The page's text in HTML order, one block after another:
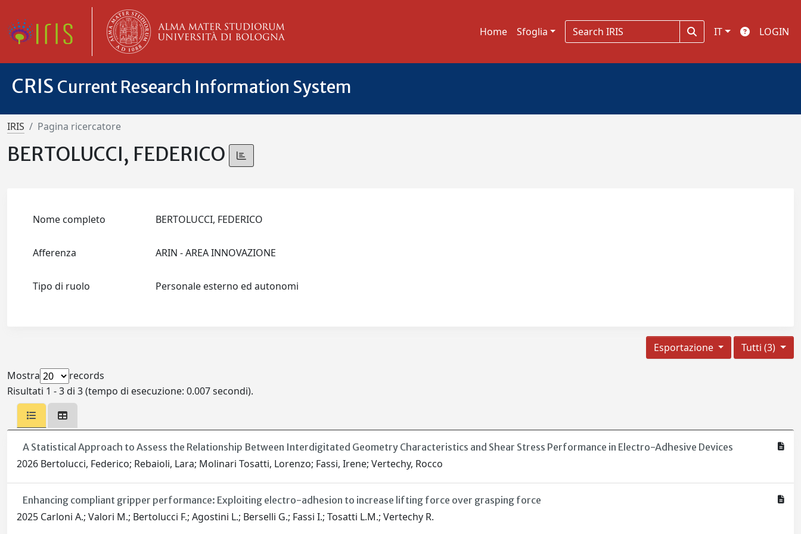
Home Sfoglia IT LOGIN
CRIS Current Research Information System
IRIS Pagina ricercatore
BERTOLUCCI, FEDERICO
Nome completo BERTOLUCCI, FEDERICO
Afferenza ARIN - AREA INNOVAZIONE
Tipo di ruolo Personale esterno ed autonomi
Tutti (3)
Esportazione
Mostra
records
Risultati 1 - 3 di 3 (tempo di esecuzione: 0.007 secondi).
A Statistical Approach to Assess the Relationship Between Interdigitated Geometry Characteristics and Shear Stress Performance in Electro-Adhesive Devices
2026 Bertolucci, Federico; Rebaioli, Lara; Molinari Tosatti, Lorenzo; Fassi, Irene; Vertechy, Rocco
Enhancing compliant gripper performance: Exploiting electro-adhesion to increase lifting force over grasping force
2025 Carloni A.; Valori M.; Bertolucci F.; Agostini L.; Berselli G.; Fassi I.; Tosatti L.M.; Vertechy R.